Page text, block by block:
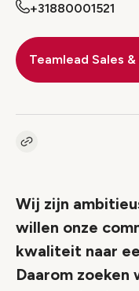
+31880001521
Teamlead Sales
Kopieer link naar
Wij zijn
willen onze
kwaliteit naar
Daarom zoeken